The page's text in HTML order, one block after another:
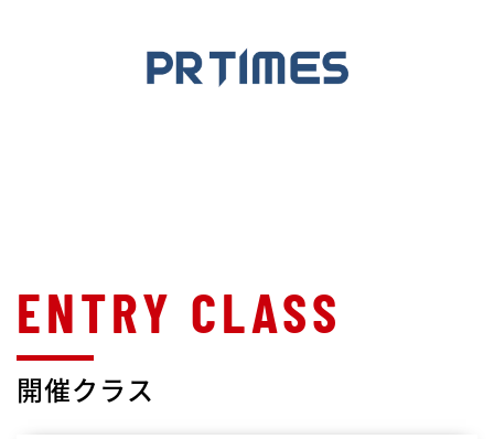
開催クラス